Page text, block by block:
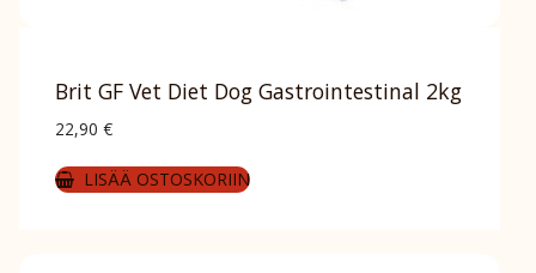
Brit GF Vet Diet Dog Gastrointestinal 2kg
22,90 €
LISÄÄ OSTOSKORIIN